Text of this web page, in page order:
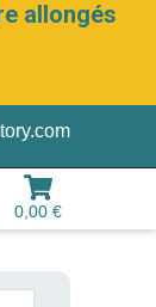
allongés
0,00 €